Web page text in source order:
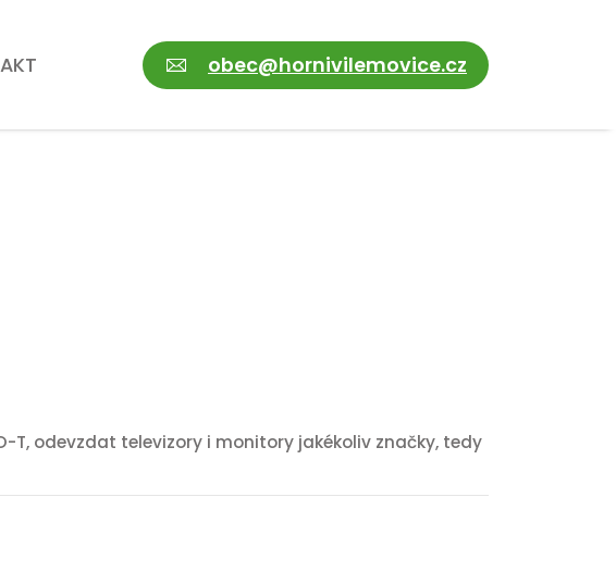
obec@hornivilemovice.cz
T, odevzdat televizory i monitory jakékoliv značky, tedy